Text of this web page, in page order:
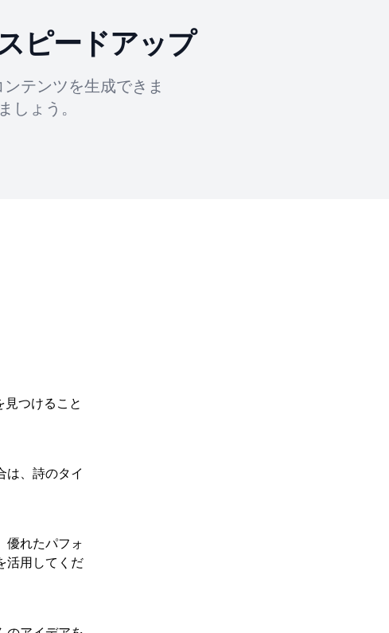
ピードアップ
テンツを生成できま
しょう。
つけること
は、詩のタイ
優れたパフォ
活用してくだ